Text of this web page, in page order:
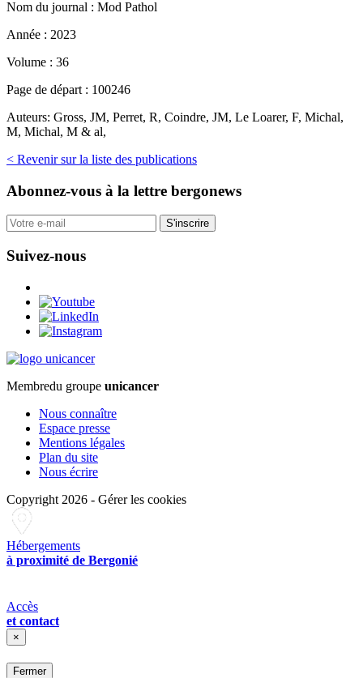
Nom du journal : Mod Pathol
Année : 2023
Volume : 36
Page de départ : 100246
Auteurs: Gross, JM, Perret, R, Coindre, JM, Le Loarer, F, Michal,
M, Michal, M & al,
< Revenir sur la liste des publications
Abonnez-vous à la lettre bergonews
S'inscrire
Suivez-nous
Membredu groupe unicancer
Nous connaître
Espace presse
Mentions légales
Plan du site
Nous écrire
Copyright 2026 - Gérer les cookies
Hébergements
à proximité de Bergonié
Accès
et contact
×
Fermer